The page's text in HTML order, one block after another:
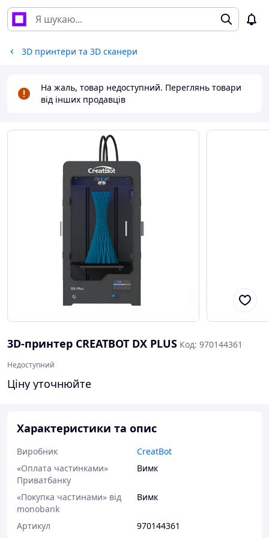
3D принтери та 3D сканери
На жаль, товар недоступний. Переглянь товари
від інших продавців
3D-принтер CREATBOT DX PLUS Код: 970144361
Недоступний
Ціну уточнюйте
Характеристики та опис
Виробник
CreatBot
«Оплата частинками»
Приватбанку
Вимк
«Покупка частинами» від
monobank
Вимк
Артикул
970144361